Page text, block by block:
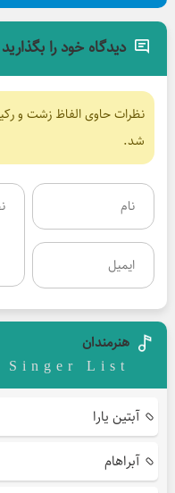
دیدگاه خود را بگذارید
نظرات حاوی الفاظ زشت و
شد.
هنرمندان
Singer List
آبتین یارا
آبراهام